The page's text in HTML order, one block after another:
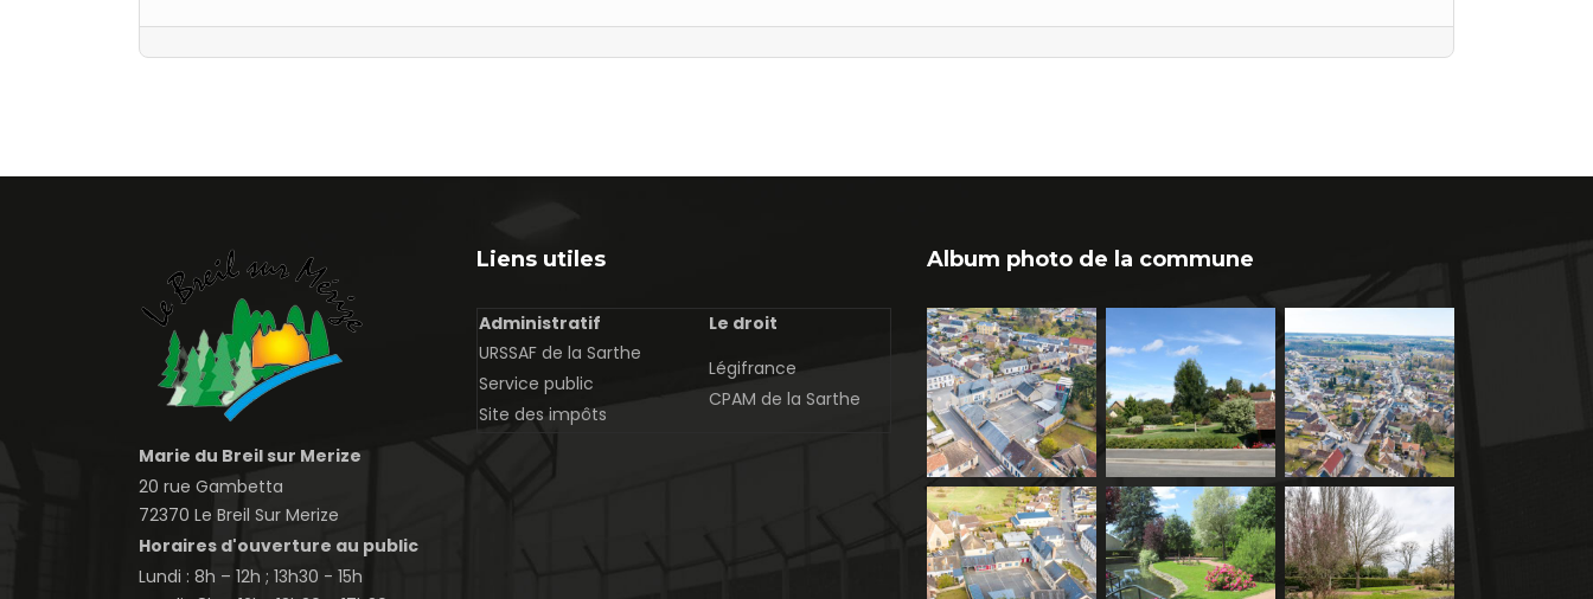
Marie du Breil sur Merize
20 rue Gambetta
72370 Le Breil Sur Merize
Horaires d'ouverture au public
Lundi : 8h – 12h ; 13h30 - 15h
Liens utiles
Administratif
Le droit
URSSAF de la Sarthe
Service public
Site des impôts
Légifrance
CPAM de la Sarthe
Album photo de la commune